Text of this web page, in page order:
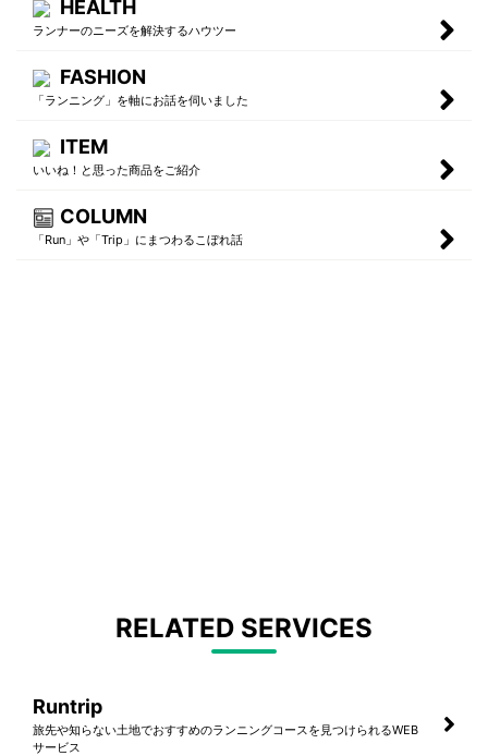
HEALTH
ランナーのニーズを解決するハウツー
FASHION
「ランニング」を軸にお話を伺いました
ITEM
いいね！と思った商品をご紹介
COLUMN
「Run」や「Trip」にまつわるこぼれ話
RELATED SERVICES
Runtrip
旅先や知らない土地でおすすめのランニングコースを見つけられるWEB
サービス